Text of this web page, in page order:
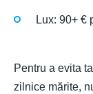
Lux: 90+ €
Pentru a evita
zilnice mărite,